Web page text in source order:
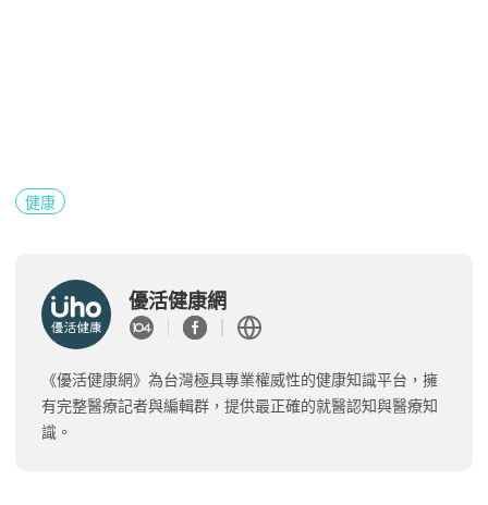
健康
優活健康網
《優活健康網》為台灣極具專業權威性的健康知識平台，擁
有完整醫療記者與編輯群，提供最正確的就醫認知與醫療知
識。